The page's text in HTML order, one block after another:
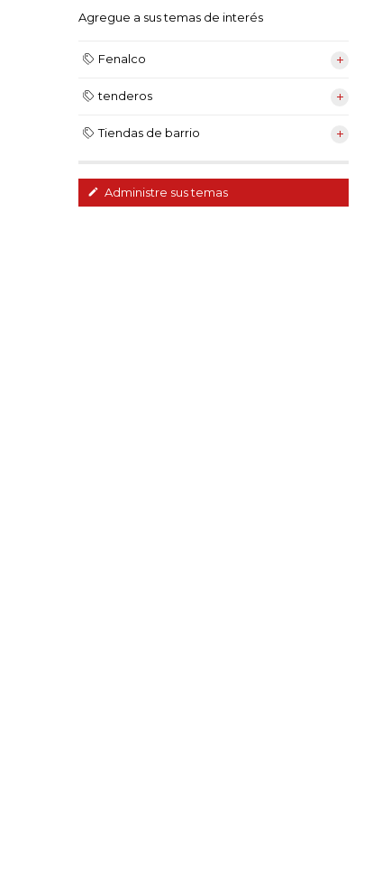
Agregue a sus temas de interés
Fenalco
tenderos
Tiendas de barrio
Administre sus temas